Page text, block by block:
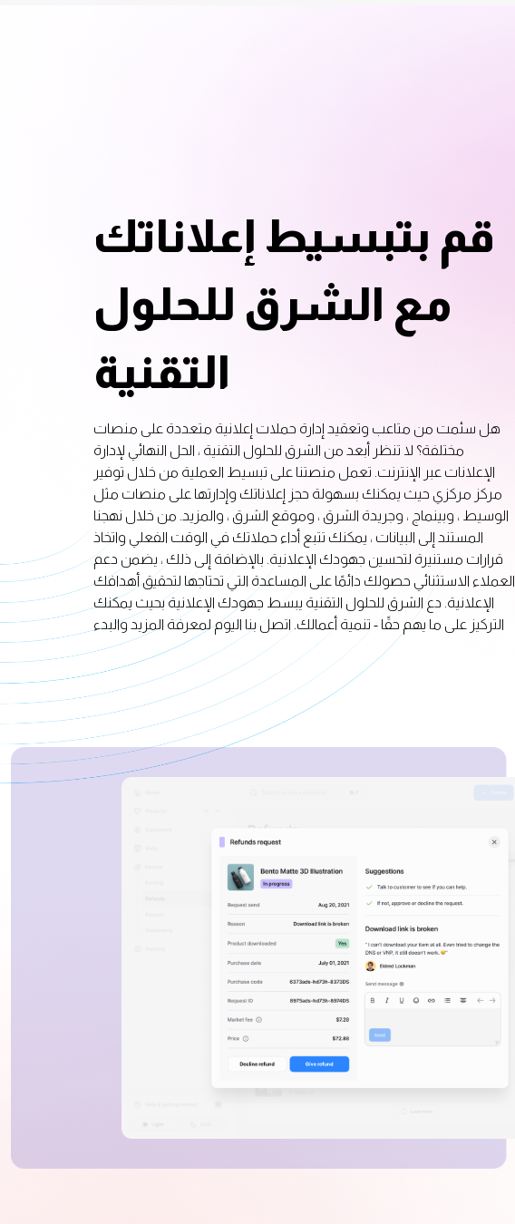
قم بتبسيط إعلاناتك
مع الشرق للحلول
التقنية
هل سئمت من متاعب وتعقيد إدارة حملات إعلانية متعددة على منصات
مختلفة؟ لا تنظر أبعد من الشرق للحلول التقنية ، الحل النهائي لإدارة
الإعلانات عبر الإنترنت. تعمل منصتنا على تبسيط العملية من خلال توفير
مركز مركزي حيث يمكنك بسهولة حجز إعلاناتك وإدارتها على منصات مثل
الوسيط ، وبينماج ، وجريدة الشرق ، وموقع الشرق ، والمزيد. من خلال نهجنا
المستند إلى البيانات ، يمكنك تتبع أداء حملاتك في الوقت الفعلي واتخاذ
قرارات مستنيرة لتحسين جهودك الإعلانية. بالإضافة إلى ذلك ، يضمن دعم
العملاء الاستثنائي حصولك دائمًا على المساعدة التي تحتاجها لتحقيق أهدافك
الإعلانية. دع الشرق للحلول التقنية يبسط جهودك الإعلانية بحيث يمكنك
التركيز على ما يهم حقًا - تنمية أعمالك. اتصل بنا اليوم لمعرفة المزيد والبدء